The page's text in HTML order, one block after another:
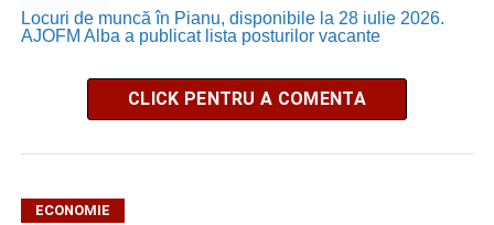
Locuri de muncă în Pianu, disponibile la 28 iulie 2026.
AJOFM Alba a publicat lista posturilor vacante
CLICK PENTRU A COMENTA
ECONOMIE